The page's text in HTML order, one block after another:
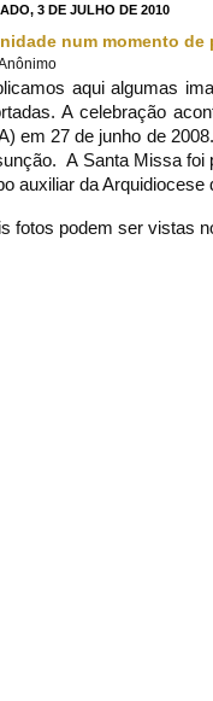
3 DE JULHO DE 2010
num momento de
aqui algumas
A celebração
em 27 de junho de
A Santa Missa foi
auxiliar da Arquidiocese
fotos podem ser vistas